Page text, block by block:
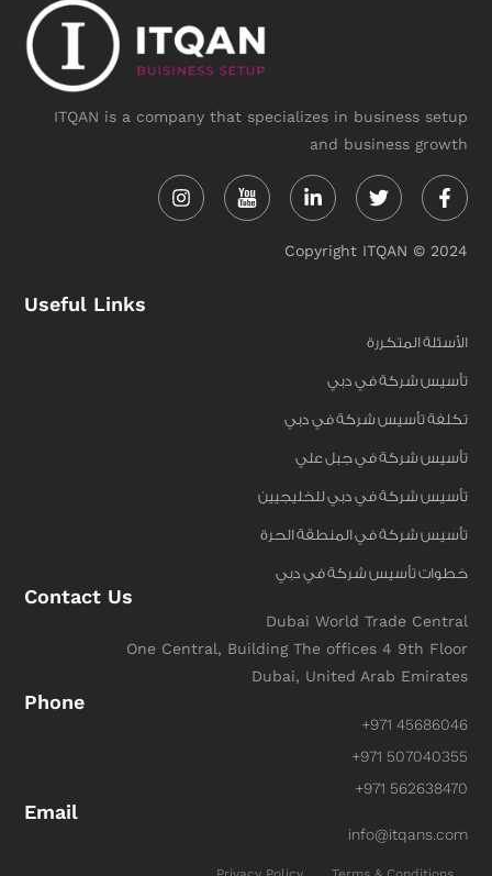
ITQAN is a company that specializes in business setup
and business growth
in f
Copyright ITQAN © 2024
Useful Links
الأسئلة المتكررة
تأسيس شركة في دبي
تكلفة تأسيس شركة في دبي
تأسيس شركة في جبل علي
تأسيس شركة في دبي للخليجيين
تأسيس شركة في المنطقة الحرة
خطوات تأسيس شركة في دبي
Contact Us
Dubai World Trade Central
One Central, Building The offices 4 9th Floor
Dubai, United Arab Emirates
Phone
+971 45686046
+971 507040355
+971 562638470
Email
info@itqans.com